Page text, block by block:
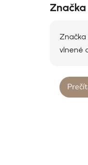
Značka
Značka
vlnené